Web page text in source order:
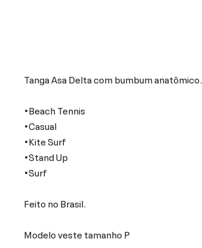
Tanga Asa Delta com bumbum anatômico.
•Beach Tennis
•Casual
•Kite Surf
•Stand Up
•Surf
Feito no Brasil.
Modelo veste tamanho P